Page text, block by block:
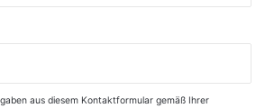
aus diesem Kontaktformular gemäß Ihrer